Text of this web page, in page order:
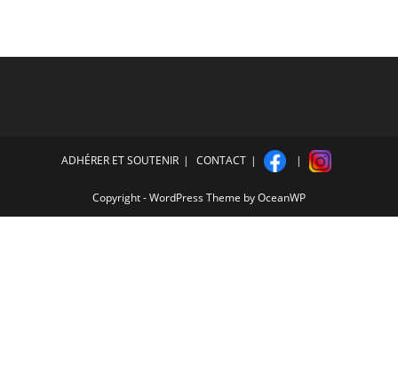
ADHÉRER ET SOUTENIR CONTACT
Copyright - WordPress Theme by OceanWP